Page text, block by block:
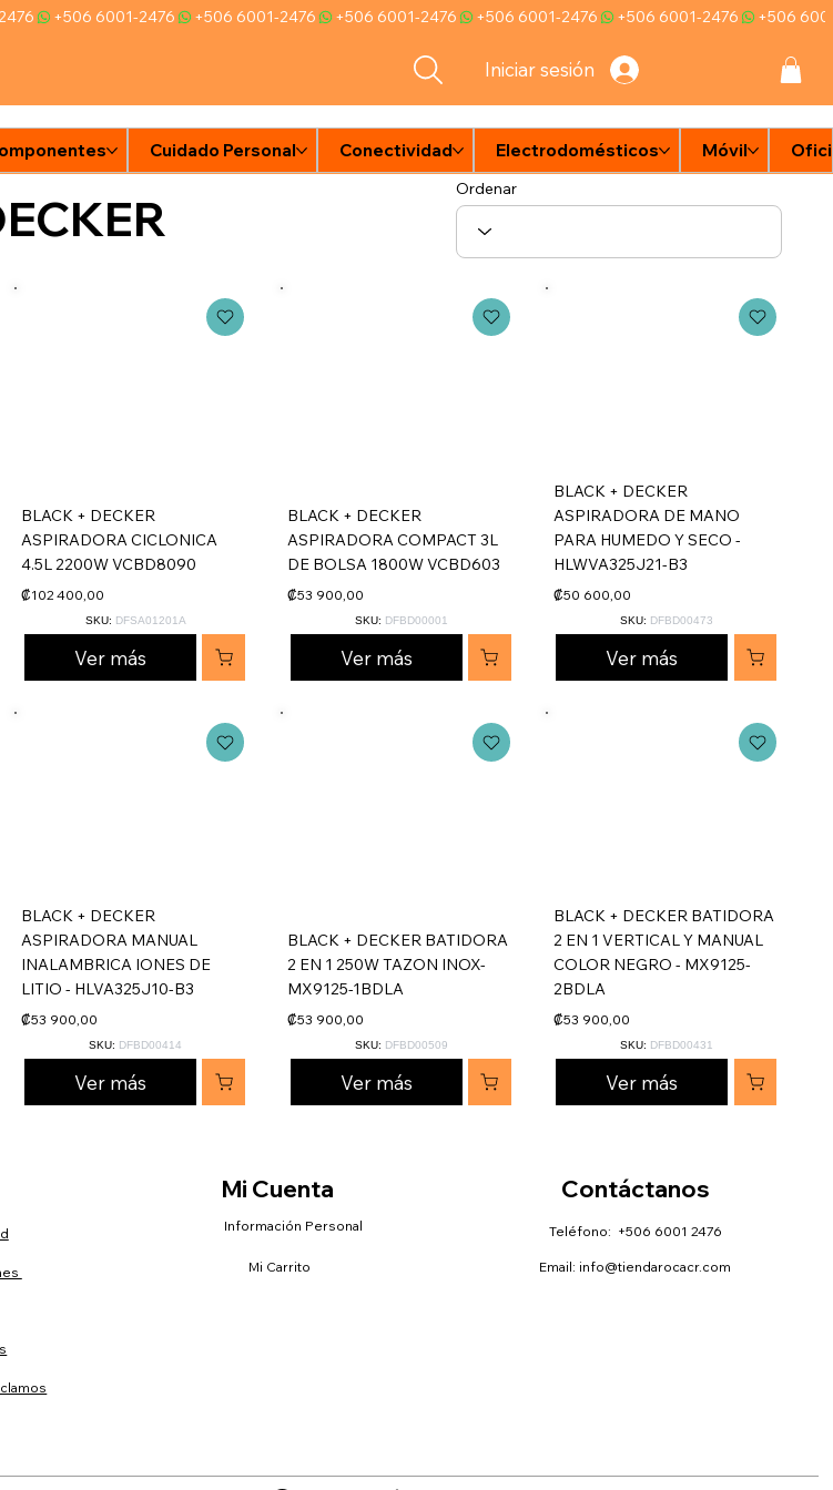
Iniciar sesión
n
Cuidado Personal Conectividad Electrodomésticos Móvil
BLACK + DECKER
ASPIRADORA CICLONICA
4.5L 2200W VCBD8090
₡102 400,00
Ver más
SKU: DFSA01201A
BLACK + DECKER
ASPIRADORA COMPACT 3L
DE BOLSA 1800W VCBD603
₡53 900,00
Ver más
SKU: DFBD00001
BLACK + DECKER
ASPIRADORA DE MANO
PARA HUMEDO Y SECO -
HLWVA325J21-B3
₡50 600,00
Ver más
SKU: DFBD00473
BLACK + DECKER
ASPIRADORA MANUAL
INALAMBRICA IONES DE
LITIO - HLVA325J10-B3
₡53 900,00
Ver más
SKU: DFBD00414
BLACK + DECKER BATIDORA
2 EN 1 250W TAZON INOX-
MX9125-1BDLA
₡53 900,00
Ver más
SKU: DFBD00509
BLACK + DECKER BATIDORA
2 EN 1 VERTICAL Y MANUAL
COLOR NEGRO - MX9125-
2BDLA
₡53 900,00
Ver más
SKU: DFBD00431
Ordenar
Mi Cuenta
Información Personal
Mi Carrito
Contáctanos
Teléfono: +506 6001 2476
Email: info@tiendarocacr.com